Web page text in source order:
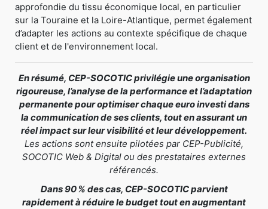
approfondie du tissu économique local, en particulier
sur la Touraine et la Loire-Atlantique, permet également
d’adapter les actions au contexte spécifique de chaque
client et de l'environnement local.
En résumé, CEP-SOCOTIC privilégie une organisation
rigoureuse, l’analyse de la performance et l’adaptation
permanente pour optimiser chaque euro investi dans
la communication de ses clients, tout en assurant un
réel impact sur leur visibilité et leur développement.
Les actions sont ensuite pilotées par CEP-Publicité,
SOCOTIC Web & Digital ou des prestataires externes
référencés.
Dans 90 % des cas, CEP-SOCOTIC parvient
rapidement à réduire le budget tout en augmentant